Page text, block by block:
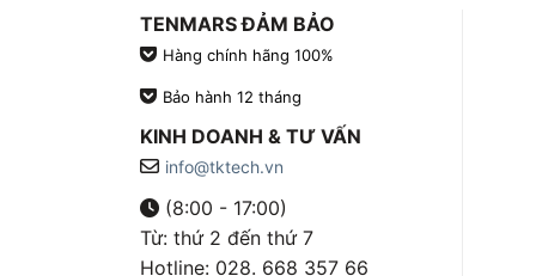
TENMARS ĐẢM BẢO
Hàng chính hãng 100%
Bảo hành 12 tháng
KINH DOANH & TƯ VẤN
info@tktech.vn
(8:00 - 17:00)
Từ: thứ 2 đến thứ 7
Hotline: 028. 668 357 66